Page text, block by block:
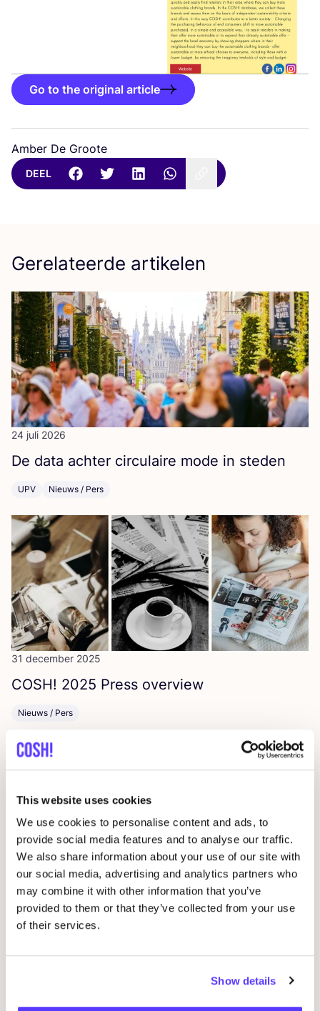
This website uses cookies
We use cookies to personalise content and ads, to
provide social media features and to analyse our traffic.
We also share information about your use of our site with
our social media, advertising and analytics partners who
may combine it with other information that you’ve
provided to them or that they’ve collected from your use
of their services.
Show details
Go to the original article
Amber De Groote
DEEL
Gerelateerde artikelen
24 juli 2026
De data ach­ter cir­cu­lai­re mode in steden
UPV Nieuws / Pers
31 december 2025
COSH! 2025 Press overview
Nieuws / Pers
22 december 2025
8tex­tiel­be­drij­ven die het nieuws haal­den
in2025
Greenwashing